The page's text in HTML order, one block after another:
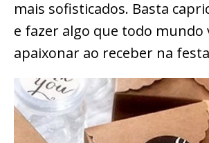
mais sofisticados. Basta
e fazer algo que todo mundo
apaixonar ao receber na